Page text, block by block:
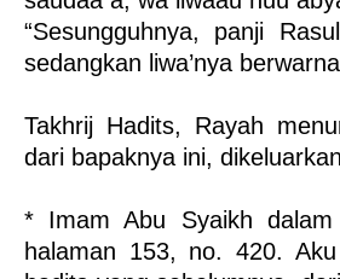
“Sesungguhnya, panji
sedangkan liwa’nya
Takhrij Hadits, Rayah
dari bapaknya ini,
* Imam Abu Syaikh
halaman 153, no. 420.